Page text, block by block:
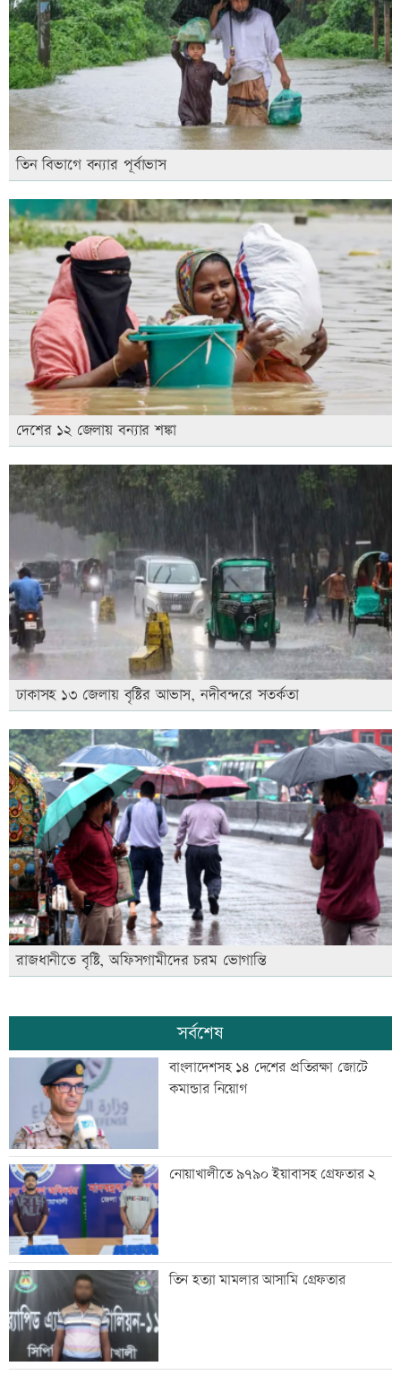
তিন বিভাগে বন্যার পূর্বাভাস
দেশের ১২ জেলায় বন্যার শঙ্কা
ঢাকাসহ ১৩ জেলায় বৃষ্টির আভাস, নদীবন্দরে সতর্কতা
রাজধানীতে বৃষ্টি, অফিসগামীদের চরম ভোগান্তি
সর্বশেষ
বাংলাদেশসহ ১৪ দেশের প্রতিরক্ষা জোটে
কমান্ডার নিয়োগ
নোয়াখালীতে ৯৭৯০ ইয়াবাসহ গ্রেফতার ২
তিন হত্যা মামলার আসামি গ্রেফতার